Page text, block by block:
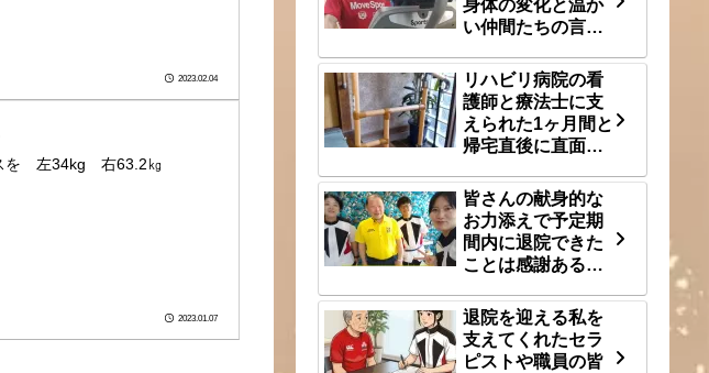
2023.02.04
を 左34kg 右63.2㎏
2023.01.07
身体の変化と温か
い仲間たちの言
リハビリ病院の看
護師と療法士に支
えられた1ヶ月間と
帰宅直後に直面し
な壁 8/1(土)
皆さんの献身的な
お力添えで予定期
間内に退院できた
ことは感謝あるの
退院を迎える私を
支えてくれたセラ
ピストや職員の皆